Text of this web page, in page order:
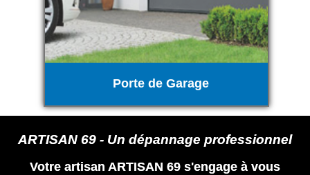
Porte de Garage
ARTISAN 69 - Un dépannage professionnel
Votre artisan ARTISAN 69 s'engage à vous